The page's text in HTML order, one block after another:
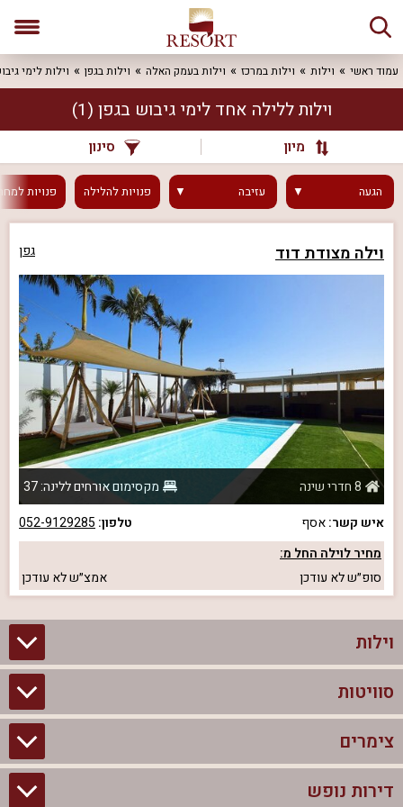
עמוד ראשי וילות וילות במרכז וילות בעמק האלה וילות בגפן וילות לימי
וילות ללילה אחד לימי גיבוש בגפן (1)
מיון סינון
הגעה עזיבה פנויותלהלילה פנויות
וילה מצודת דוד גפן
8 חדרי שינה
מקסימום אורחים ללינה: 37
איש קשר:אסף טלפון: 052-9129285
מחיר לוילה החל מ:
סופ״שלא עודכן אמצ״שלא עודכן
וילות
וילות בצפון
וילות להשכרה
סוויטות
סוויטות בצפון
צימרים לזוגות עם בריכה פרטית
צימרים
צימרים בצפון
דירות נופש